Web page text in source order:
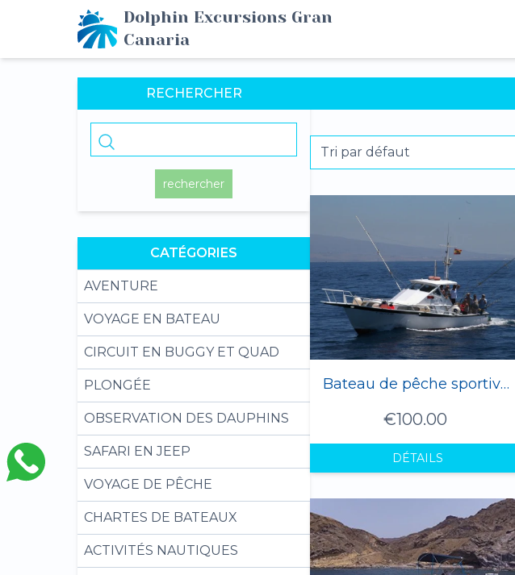
Dolphin Excursions Gran
Canaria
RECHERCHER
rechercher
CATÉGORIES
AVENTURE
VOYAGE EN BATEAU
CIRCUIT EN BUGGY ET QUAD
PLONGÉE
OBSERVATION DES DAUPHINS
SAFARI EN JEEP
VOYAGE DE PÊCHE
CHARTES DE BATEAUX
ACTIVITÉS NAUTIQUES
Bateau de pêche sportive (1)
€100.00
DÉTAILS